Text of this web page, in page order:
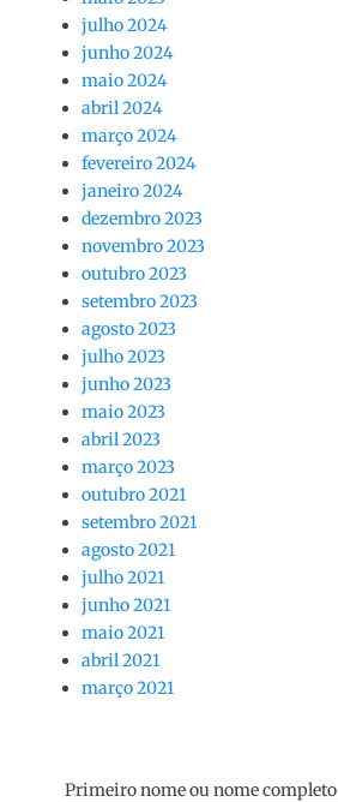
julho 2024
junho 2024
maio 2024
abril 2024
março 2024
fevereiro 2024
janeiro 2024
dezembro 2023
novembro 2023
outubro 2023
setembro 2023
agosto 2023
julho 2023
junho 2023
maio 2023
abril 2023
março 2023
outubro 2021
setembro 2021
agosto 2021
julho 2021
junho 2021
maio 2021
abril 2021
março 2021
Primeiro nome ou nome completo